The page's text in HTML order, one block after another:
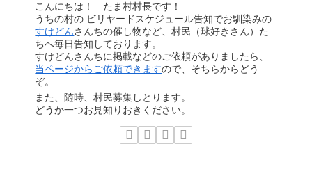
こんにちは！ たま村村長です！
うちの村の ビリヤードスケジュール告知でお馴染みの
すけどんさんちの催し物など、村民（球好きさん）た
ちへ毎日告知しております。
すけどんさんちに掲載などのご依頼がありましたら、
当ページからご依頼できますので、そちらからどう
ぞ。
また、随時、村民募集しとります。
どうか一つお見知りおきください。